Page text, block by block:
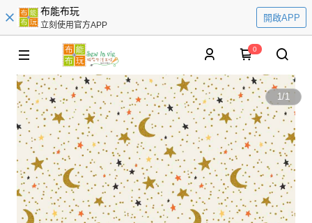
布能布玩
立刻使用官方APP
開啟APP
0
1/1